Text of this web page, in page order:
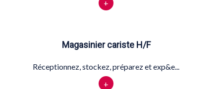
+
Magasinier cariste H/F
Réceptionnez, stockez, préparez et exp&e...
+